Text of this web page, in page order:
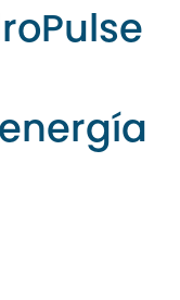
n
I
a
p